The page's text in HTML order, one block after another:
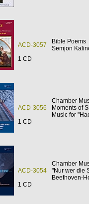
ACD-3057
1 CD
Bible Poems
Semjon
ACD-3056
1 CD
Chamber
Moments of
Music for
ACD-3054
1 CD
Chamber
"Nur wer die
Beethoven-